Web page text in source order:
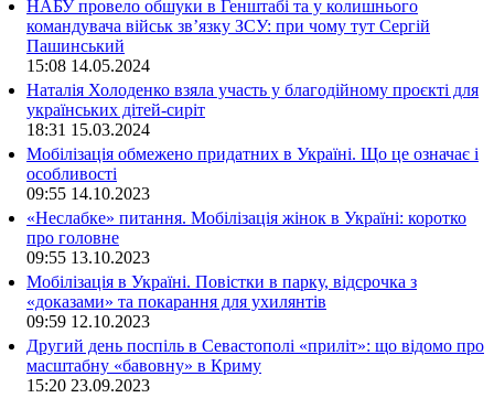
НАБУ провело обшуки в Генштабі та у колишнього
командувача військ зв’язку ЗСУ: при чому тут Сергій
Пашинський
15:08 14.05.2024
Наталія Холоденко взяла участь у благодійному проєкті для
українських дітей-сиріт
18:31 15.03.2024
Мобілізація обмежено придатних в Україні. Що це означає і
особливості
09:55 14.10.2023
«Неслабке» питання. Мобілізація жінок в Україні: коротко
про головне
09:55 13.10.2023
Мобілізація в Україні. Повістки в парку, відсрочка з
«доказами» та покарання для ухилянтів
09:59 12.10.2023
Другий день поспіль в Севастополі «приліт»: що відомо про
масштабну «бавовну» в Криму
15:20 23.09.2023